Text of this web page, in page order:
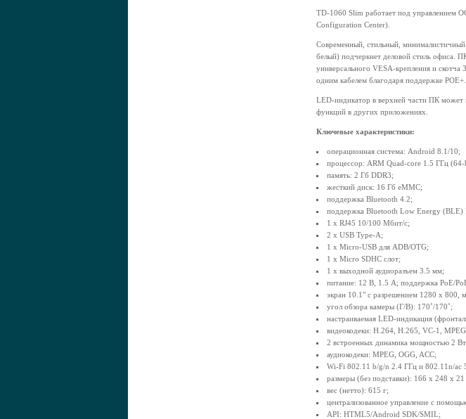
TD-1060 Slim работает под управлением
Configuration Center).
Современный, стильный,
белый) подчеркнет деловой стиль офиса.
универсального VESA-крепления и
одним кабелем благодаря поддержке POE+.
LED-индикатор в верхней части ПК может
функций в других приложениях.
Ключевые характеристики:
операционная система: Android 8.1/10;
процессор: ARM Quad-core 1.5 ГГц
память: 2 Гб DDR3;
жесткий диск: 16 Гб eMMC;
поддержка Bluetooth 4.2;
поддержка Bluetooth Low Energy (BLE)
1 x RJ45 10/100 Mбит/с;
2 x USB Type-A;
1 х Micro-USB для ADB/OTG;
1 х Micro SDHC слот;
1 x выходной аудиоразъем 3.5 мм;
питание: 12 В, 1.5 A; поддержка PoE/
экран 10.1" с разрешением 1280 х 800,
угол обзора камеры (Г/В): 170˚/170˚;
настраиваемая LED-индикация
видеокодеки: H.264, H.265, VC-1,
2 встроенных динамика мощностью 2
аудиокодеки: MPEG, OGG, ACC;
Wi-Fi 802.11 b/g/n 2.4 ГГц и 802.11n/ac
размеры (без подставки): 166 x 248 x
вес (нетто): 615 г;
централизованное управление с
API: HTML5/Android SDK/SMIL;